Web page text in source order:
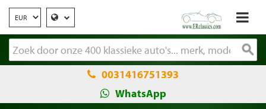
0031416751393
WhatsApp